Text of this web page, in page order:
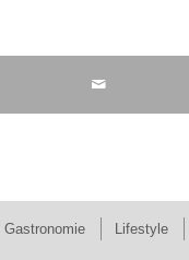
Gastronomie Lifestyle